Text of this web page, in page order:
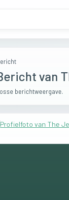
van
berichtweergave.